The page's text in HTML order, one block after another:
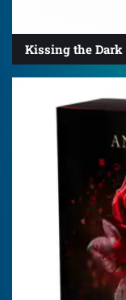
Kissing the Dark